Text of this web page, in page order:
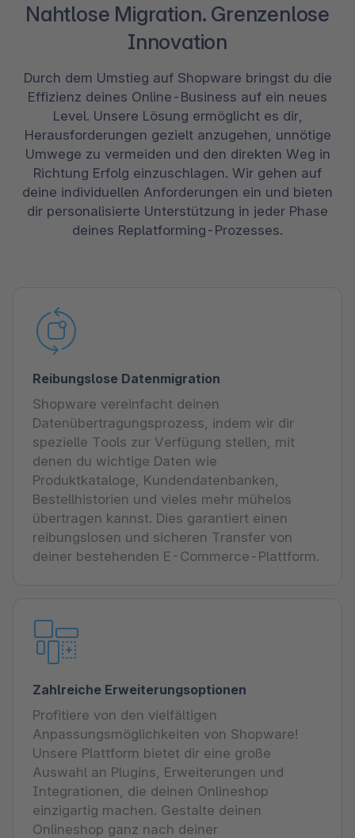
Nahtlose Migration. Grenzenlose
Innovation
Durch dem Umstieg auf Shopware bringst du die
Effizienz deines Online-Business auf ein neues
Level. Unsere Lösung ermöglicht es dir,
Herausforderungen gezielt anzugehen, unnötige
Umwege zu vermeiden und den direkten Weg in
Richtung Erfolg einzuschlagen. Wir gehen auf
deine individuellen Anforderungen ein und bieten
dir personalisierte Unterstützung in jeder Phase
deines Replatforming-Prozesses.
Reibungslose Datenmigration
Shopware vereinfacht deinen
Datenübertragungsprozess, indem wir dir
spezielle Tools zur Verfügung stellen, mit
denen du wichtige Daten wie
Produktkataloge, Kundendatenbanken,
Bestellhistorien und vieles mehr mühelos
übertragen kannst. Dies garantiert einen
reibungslosen und sicheren Transfer von
deiner bestehenden E-Commerce-Plattform.
Zahlreiche Erweiterungsoptionen
Profitiere von den vielfältigen
Anpassungsmöglichkeiten von Shopware!
Unsere Plattform bietet dir eine große
Auswahl an Plugins, Erweiterungen und
Integrationen, die deinen Onlineshop
einzigartig machen. Gestalte deinen
Onlineshop ganz nach deiner